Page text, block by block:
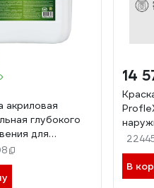
акриловая
глубокого
для
внутренних
5л, 6002
14
В